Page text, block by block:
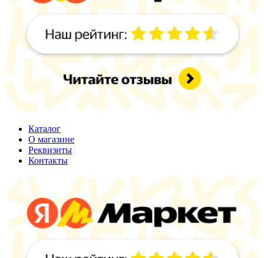
Каталог
О магазине
Реквизиты
Контакты